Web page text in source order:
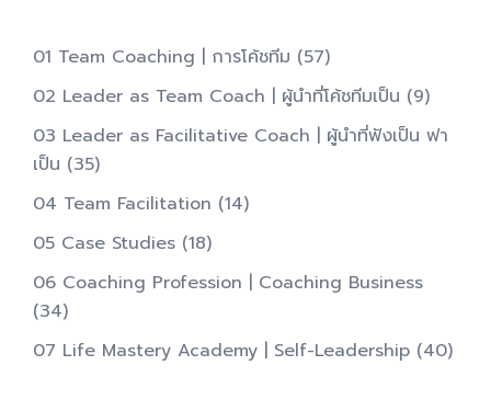
01 Team Coaching | การโค้ชทีม (57)
02 Leader as Team Coach | ผู้นำที่โค้ชทีมเป็น​ (9)
03 Leader as Facilitative Coach | ผู้นำที่ฟังเป็น ฟา
เป็น​ (35)
04 Team Facilitation (14)
05 Case Studies (18)
06 Coaching Profession | Coaching Business
(34)
07 Life Mastery Academy | Self-Leadership (40)